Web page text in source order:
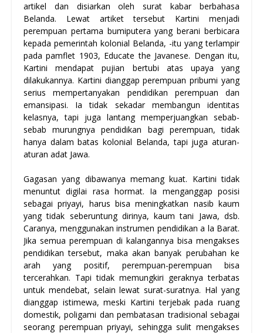
artikel dan disiarkan oleh surat kabar berbahasa
Belanda. Lewat artiket tersebut Kartini menjadi
perempuan pertama bumiputera yang berani berbicara
kepada pemerintah kolonial Belanda, -itu yang terlampir
pada pamflet 1903, Educate the Javanese. Dengan itu,
Kartini mendapat pujian bertubi atas upaya yang
dilakukannya. Kartini dianggap perempuan pribumi yang
serius mempertanyakan pendidikan perempuan dan
emansipasi. Ia tidak sekadar membangun identitas
kelasnya, tapi juga lantang memperjuangkan sebab-
sebab murungnya pendidikan bagi perempuan, tidak
hanya dalam batas kolonial Belanda, tapi juga aturan-
aturan adat Jawa.
Gagasan yang dibawanya memang kuat. Kartini tidak
menuntut digilai rasa hormat. Ia menganggap posisi
sebagai priyayi, harus bisa meningkatkan nasib kaum
yang tidak seberuntung dirinya, kaum tani Jawa, dsb.
Caranya, menggunakan instrumen pendidikan a la Barat.
Jika semua perempuan di kalangannya bisa mengakses
pendidikan tersebut, maka akan banyak perubahan ke
arah yang positif, perempuan-perempuan bisa
tercerahkan. Tapi tidak memungkiri geraknya terbatas
untuk mendebat, selain lewat surat-suratnya. Hal yang
dianggap istimewa, meski Kartini terjebak pada ruang
domestik, poligami dan pembatasan tradisional sebagai
seorang perempuan priyayi, sehingga sulit mengakses